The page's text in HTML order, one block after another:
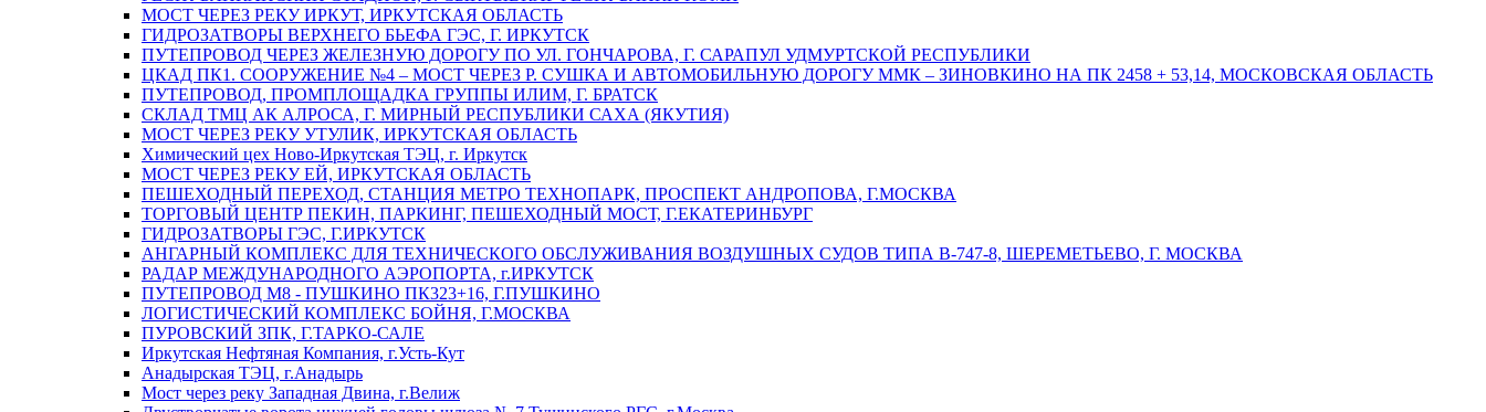
МОСТ ЧЕРЕЗ РЕКУ ИРКУТ, ИРКУТСКАЯ ОБЛАСТЬ
ГИДРОЗАТВОРЫ ВЕРХНЕГО БЬЕФА ГЭС, Г. ИРКУТСК
ПУТЕПРОВОД ЧЕРЕЗ ЖЕЛЕЗНУЮ ДОРОГУ ПО УЛ. ГОНЧАРОВА, Г. САРАПУЛ УДМУРТСКОЙ РЕСПУБЛИКИ
ЦКАД ПК1. СООРУЖЕНИЕ №4 – МОСТ ЧЕРЕЗ Р. СУШКА И АВТОМОБИЛЬНУЮ ДОРОГУ ММК – ЗИНОВКИНО НА ПК 2458 + 53,14, МОСКОВСКАЯ ОБЛАСТЬ
ПУТЕПРОВОД, ПРОМПЛОЩАДКА ГРУППЫ ИЛИМ, Г. БРАТСК
СКЛАД ТМЦ АК АЛРОСА, Г. МИРНЫЙ РЕСПУБЛИКИ САХА (ЯКУТИЯ)
МОСТ ЧЕРЕЗ РЕКУ УТУЛИК, ИРКУТСКАЯ ОБЛАСТЬ
Химический цех Ново-Иркутская ТЭЦ, г. Иркутск
МОСТ ЧЕРЕЗ РЕКУ ЕЙ, ИРКУТСКАЯ ОБЛАСТЬ
ПЕШЕХОДНЫЙ ПЕРЕХОД, СТАНЦИЯ МЕТРО ТЕХНОПАРК, ПРОСПЕКТ АНДРОПОВА, Г.МОСКВА
ТОРГОВЫЙ ЦЕНТР ПЕКИН, ПАРКИНГ, ПЕШЕХОДНЫЙ МОСТ, Г.ЕКАТЕРИНБУРГ
ГИДРОЗАТВОРЫ ГЭС, Г.ИРКУТСК
АНГАРНЫЙ КОМПЛЕКС ДЛЯ ТЕХНИЧЕСКОГО ОБСЛУЖИВАНИЯ ВОЗДУШНЫХ СУДОВ ТИПА В-747-8, ШЕРЕМЕТЬЕВО, Г. МОСКВА
РАДАР МЕЖДУНАРОДНОГО АЭРОПОРТА, г.ИРКУТСК
ПУТЕПРОВОД М8 - ПУШКИНО ПК323+16, Г.ПУШКИНО
ЛОГИСТИЧЕСКИЙ КОМПЛЕКС БОЙНЯ, Г.МОСКВА
ПУРОВСКИЙ ЗПК, Г.ТАРКО-САЛЕ
Иркутская Нефтяная Компания, г.Усть-Кут
Анадырская ТЭЦ, г.Анадырь
Мост через реку Западная Двина, г.Велиж